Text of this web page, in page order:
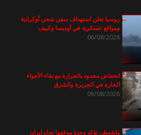
روسيا تعلن استهداف سفن شحن أوكرانية
ومواقع عسكرية في أوديسا وكييف
06/08/2026
انخفاض محدود بالحرارة مع بقاء الأجواء
الحارة في الجزيرة والشرق
06/08/2026
واشنطن تؤكد وحدة موقفها تجاه إيران